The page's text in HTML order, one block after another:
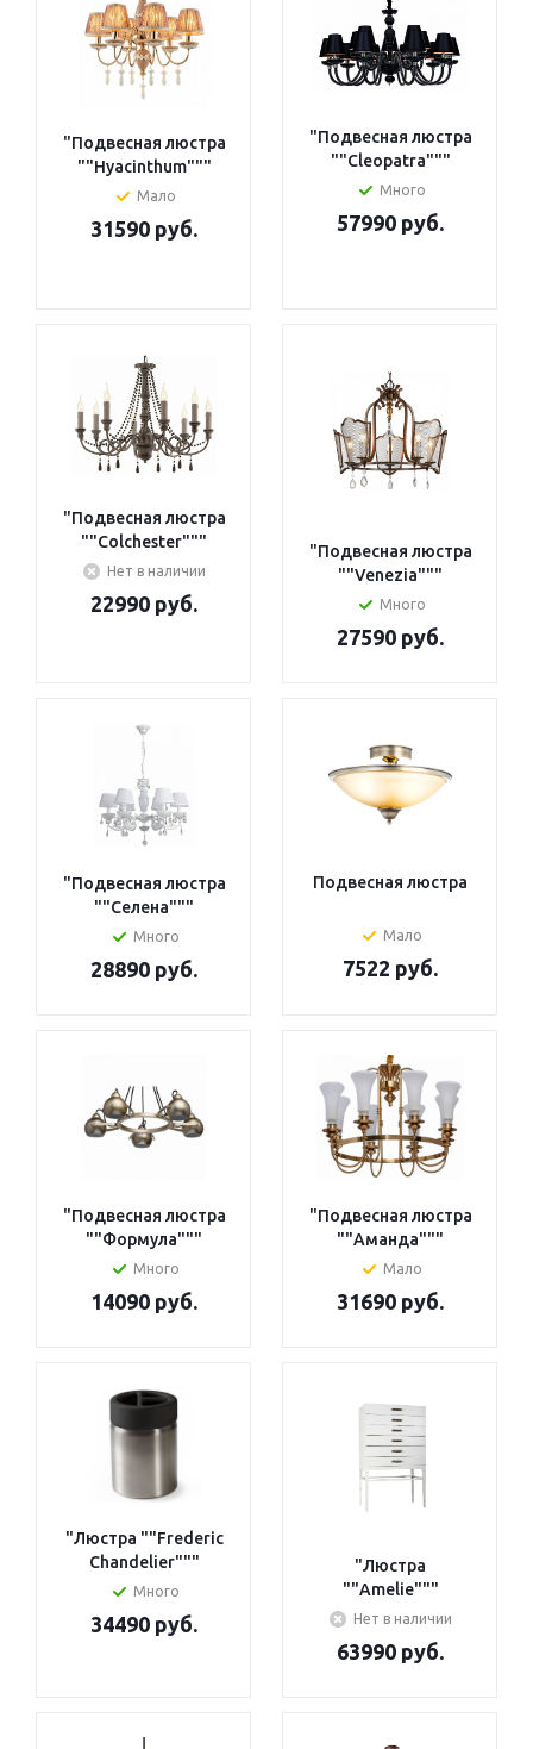
"Подвесная люстра
""Hyacinthum"""
Мало
31590 руб.
"Подвесная люстра
""Cleopatra"""
Много
57990 руб.
"Подвесная люстра
""Colchester"""
Нет в наличии
22990 руб.
"Подвесная люстра
""Venezia"""
Много
27590 руб.
"Подвесная люстра
""Селена"""
Много
28890 руб.
Подвесная люстра
Мало
7522 руб.
"Подвесная люстра
""Формула"""
Много
14090 руб.
"Подвесная люстра
""Аманда"""
Мало
31690 руб.
"Люстра ""Frederic
Chandelier"""
Много
34490 руб.
"Люстра
""Amelie"""
Нет в наличии
63990 руб.